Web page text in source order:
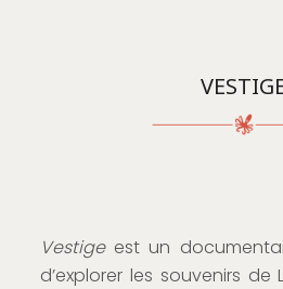
Vestigeest un
d’explorer les souvenirs de